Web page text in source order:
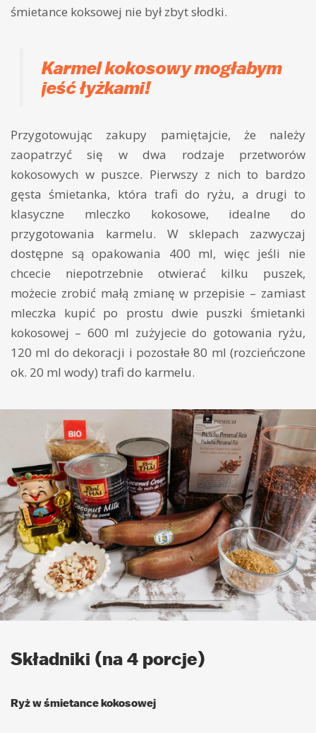
śmietance koksowej nie był zbyt słodki.
Karmel kokosowy mogłabym
jeść łyżkami!
Przygotowując zakupy pamiętajcie, że należy
zaopatrzyć się w dwa rodzaje przetworów
kokosowych w puszce. Pierwszy z nich to bardzo
gęsta śmietanka, która trafi do ryżu, a drugi to
klasyczne mleczko kokosowe, idealne do
przygotowania karmelu. W sklepach zazwyczaj
dostępne są opakowania 400 ml, więc jeśli nie
chcecie niepotrzebnie otwierać kilku puszek,
możecie zrobić małą zmianę w przepisie – zamiast
mleczka kupić po prostu dwie puszki śmietanki
kokosowej – 600 ml zużyjecie do gotowania ryżu,
120 ml do dekoracji i pozostałe 80 ml (rozcieńczone
ok. 20 ml wody) trafi do karmelu.
Składniki (na 4 porcje)
Ryż w śmietance kokosowej